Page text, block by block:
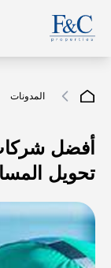
المدونات
أفضل
تحويل